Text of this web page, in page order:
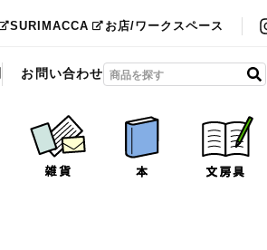
SURIMACCA お店/ワークスペース
お問い合わせ